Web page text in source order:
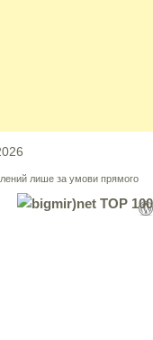
лише за умови прямого